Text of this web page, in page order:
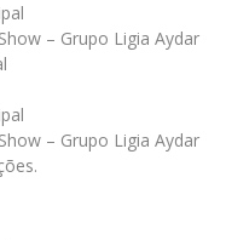
– Grupo Ligia Aydar
– Grupo Ligia Aydar